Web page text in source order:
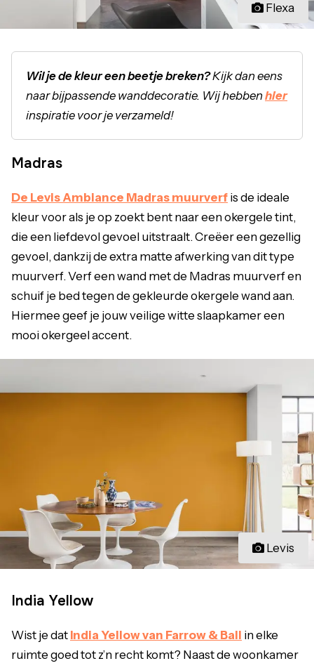
Flexa
Wil je de kleur een beetje breken?Kijk dan eens
naar bijpassende wanddecoratie. Wij hebbenhier
inspiratie voor je verzameld!
Madras
De Levis Ambiance Madras muurverf is de ideale
kleur voor als je op zoekt bent naar een okergele tint,
die een liefdevol gevoel uitstraalt. Creëer een gezellig
gevoel, dankzij de extra matte afwerking van dit type
muurverf. Verf een wand met de Madras muurverf en
schuif je bed tegen de gekleurde okergele wand aan.
Hiermee geef je jouw veilige witte slaapkamer een
mooi okergeel accent.
Levis
India Yellow
Wist je dat India Yellow van Farrow & Ball in elke
ruimte goed tot z’n recht komt? Naast de woonkamer